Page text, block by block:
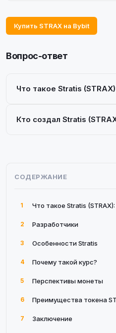
Купить STRAX на Bybit
Вопрос-ответ
Что такое Stratis
Кто создал Stratis
СОДЕРЖАНИЕ
1 Что такое Stratis
2 Разработчики
3 Особенности Stratis
4 Почему такой курс?
5 Перспективы монеты
6 Преимущества токена
7 Заключение